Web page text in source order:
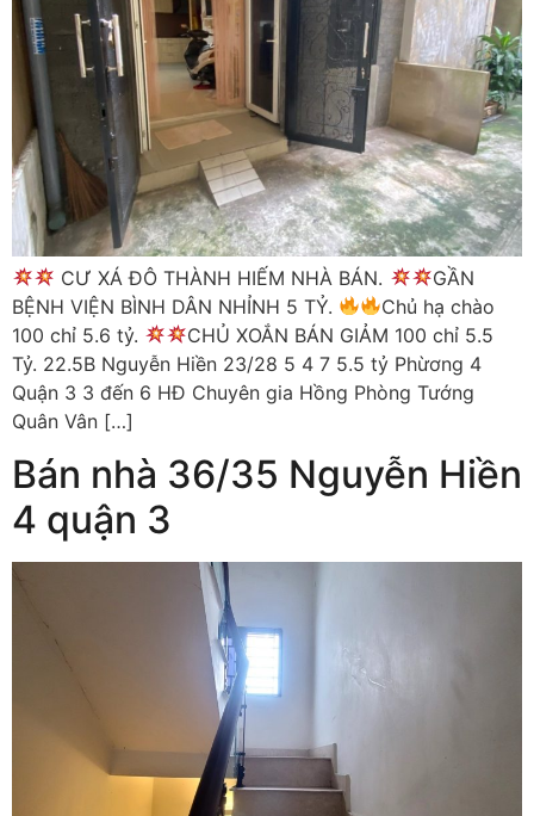
CƯ XÁ ĐÔ THÀNH HIẾM NHÀ BÁN.
GẦN
BỆNH VIỆN BÌNH DÂN NHỈNH 5 TỶ.
Chủ hạ chào
100 chỉ 5.6 tỷ.
CHỦ XOẮN BÁN GIẢM 100 chỉ 5.5
Tỷ. 22.5B Nguyễn Hiền 23/28 5 4 7 5.5 tỷ Phừơng 4
Quận 3 3 đến 6 HĐ Chuyên gia Hồng Phòng Tướng
Quân Vân […]
Bán nhà 36/35 Nguyễn Hiền
4 quận 3